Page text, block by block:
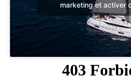
marketing et activer